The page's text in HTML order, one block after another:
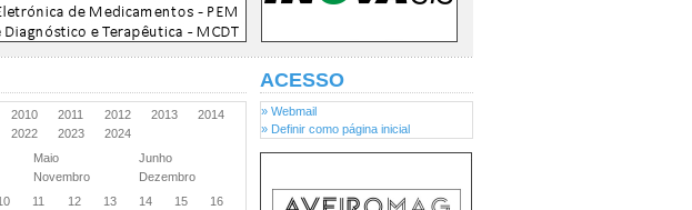
2010 2011 2012 2013
2014
2022 2023
2024
Maio
Junho
Novembro
Dezembro
11 12 13 14 15
16
ACESSO
» Webmail
» Definir como página inicial